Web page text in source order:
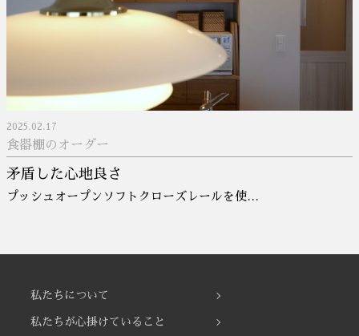
2025.02.17
食器棚のオーダー
矛盾した心地良さ
プッシュオープンソフトクローズレールを使…
私たちについて
私たちが心掛けていること